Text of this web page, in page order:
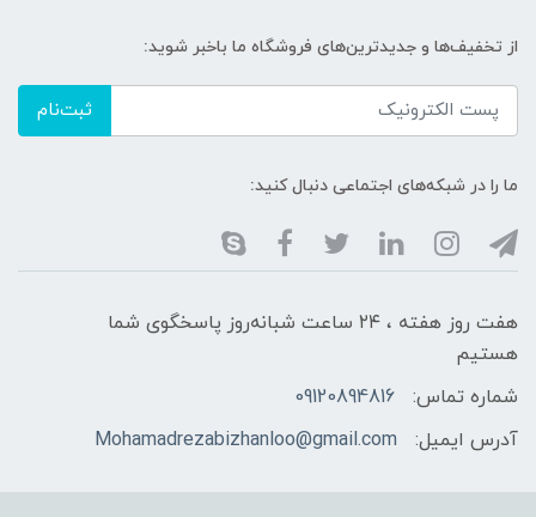
از تخفیف‌ها و جدیدترین‌های فروشگاه ما باخبر شوید:
ثبت‌نام
ما را در شبکه‌های اجتماعی دنبال کنید:
هفت روز هفته ، ۲۴ ساعت شبانه‌روز پاسخگوی شما
هستیم
شماره تماس:
09120894816
آدرس ایمیل:
Mohamadrezabizhanloo@gmail.com